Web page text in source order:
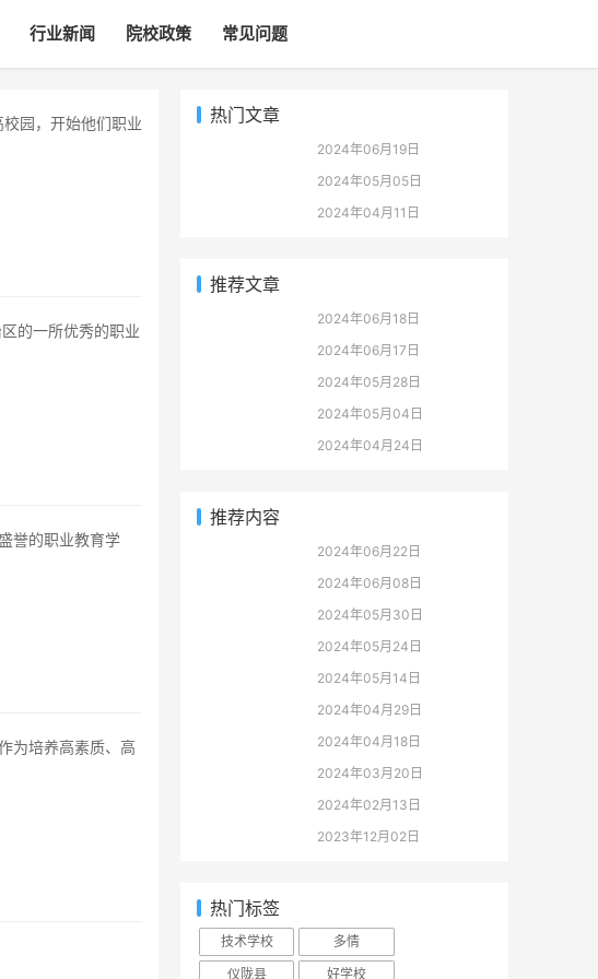
行业新闻 院校政策 常见问题
热门文章
2024年06月19日
2024年05月05日
2024年04月11日
推荐文章
2024年06月18日
2024年06月17日
2024年05月28日
2024年05月04日
2024年04月24日
推荐内容
2024年06月22日
2024年06月08日
2024年05月30日
2024年05月24日
2024年05月14日
2024年04月29日
2024年04月18日
2024年03月20日
2024年02月13日
2023年12月02日
热门标签
技术学校
多情
仪陇县
好学校